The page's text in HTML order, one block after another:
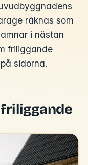
räknas som
i nästan
friliggande
sidorna.